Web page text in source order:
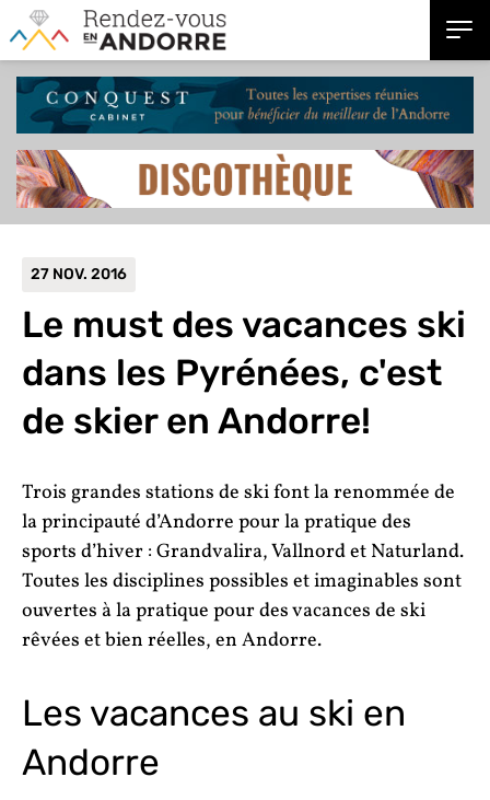
27 NOV. 2016
Le must des vacances ski
dans les Pyrénées, c'est
de skier en Andorre!
Trois grandes stations de ski font la renommée de
la principauté d’Andorre pour la pratique des
sports d’hiver : Grandvalira, Vallnord et Naturland.
Toutes les disciplines possibles et imaginables sont
ouvertes à la pratique pour des vacances de ski
rêvées et bien réelles, en Andorre.
Les vacances au ski en
Andorre